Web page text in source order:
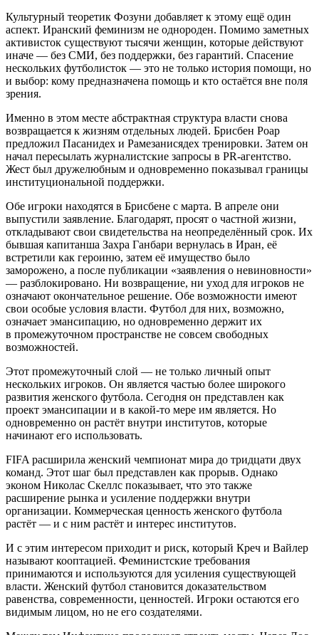
Культурный теоретик Фозуни добавляет к этому ещё один
аспект. Иранский феминизм не однороден. Помимо заметных
активисток существуют тысячи женщин, которые действуют
иначе — без СМИ, без поддержки, без гарантий. Спасение
нескольких футболисток — это не только история помощи, но
и выбор: кому предназначена помощь и кто остаётся вне поля
зрения.
Именно в этом месте абстрактная структура власти снова
возвращается к жизням отдельных людей. Брисбен Роар
предложил Пасанидех и Рамезанисядех тренировки. Затем он
начал пересылать журналистские запросы в PR-агентство.
Жест был дружелюбным и одновременно показывал границы
институциональной поддержки.
Обе игроки находятся в Брисбене с марта. В апреле они
выпустили заявление. Благодарят, просят о частной жизни,
откладывают свои свидетельства на неопределённый срок. Их
бывшая капитанша Захра Ганбари вернулась в Иран, её
встретили как героиню, затем её имущество было
заморожено, а после публикации «заявления о невиновности»
— разблокировано. Ни возвращение, ни уход для игроков не
означают окончательное решение. Обе возможности имеют
свои особые условия власти. Футбол для них, возможно,
означает эмансипацию, но одновременно держит их
в промежуточном пространстве не совсем свободных
возможностей.
Этот промежуточный слой — не только личный опыт
нескольких игроков. Он является частью более широкого
развития женского футбола. Сегодня он представлен как
проект эмансипации и в какой-то мере им является. Но
одновременно он растёт внутри институтов, которые
начинают его использовать.
FIFA расширила женский чемпионат мира до тридцати двух
команд. Этот шаг был представлен как прорыв. Однако
эконом Николас Скеллс показывает, что это также
расширение рынка и усиление поддержки внутри
организации. Коммерческая ценность женского футбола
растёт — и с ним растёт и интерес институтов.
И с этим интересом приходит и риск, который Креч и Вайлер
называют кооптацией. Феминистские требования
принимаются и используются для усиления существующей
власти. Женский футбол становится доказательством
равенства, современности, ценностей. Игроки остаются его
видимым лицом, но не его создателями.